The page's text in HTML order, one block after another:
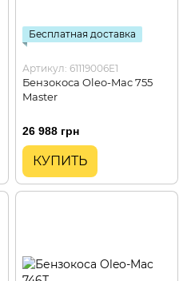
Бесплатная доставка
Артикул: 61119006E1
Бензокоса Oleo-Mac 755
Master
26 988 грн
КУПИТЬ